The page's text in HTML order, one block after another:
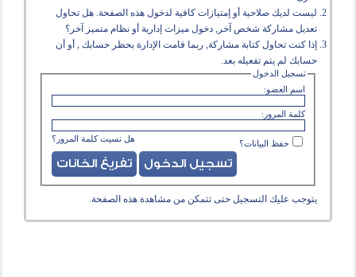
ليست لديك صلاحية أو إمتيازات كافية لدخول هذه الصفحة. هل تحاول
تعديل مشاركة شخص آخر, دخول ميزات إدارية أو نظام متميز آخر؟
إذا كنت تحاول كتابة مشاركة, ربما قامت الإدارة بحظر حسابك , أو أن
حسابك لم يتم تفعيله بعد.
تسجيل الدخول
اسم العضو:
كلمة المرور:
هل نسيت كلمة المرور؟ حفظ البيانات؟
يتوجب عليك التسجيل حتى تتمكن من مشاهدة هذه الصفحة.